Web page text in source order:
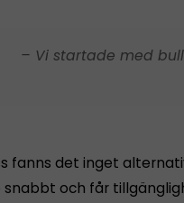
– Vi startade med
fanns det inget
snabbt och får